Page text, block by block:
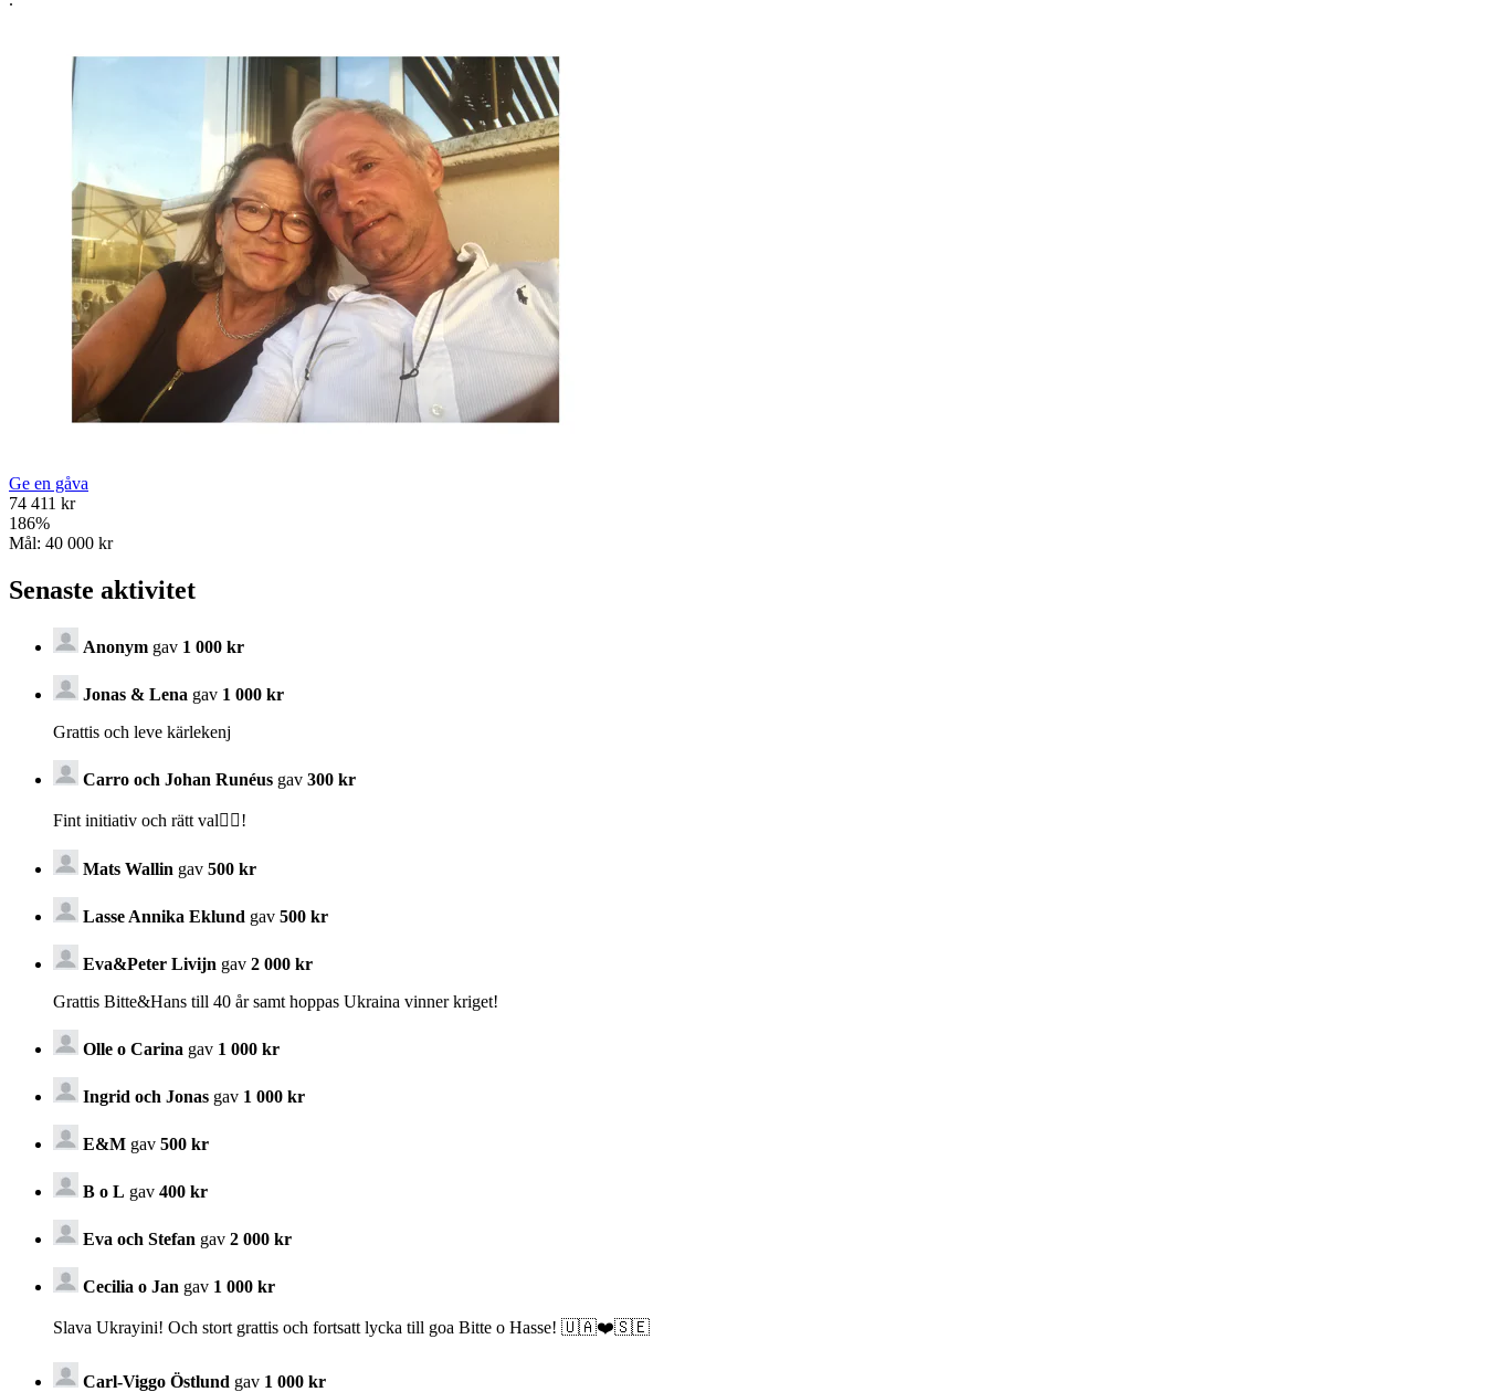
Ge en gåva
74 411 kr
186%
Mål: 40 000 kr
Senaste aktivitet
Anonym gav 1 000 kr
Jonas & Lena gav 1 000 kr
Grattis och leve kärlekenj
Carro och Johan Runéus gav 300 kr
Fint initiativ och rätt val👍🏻!
Mats Wallin gav 500 kr
Lasse Annika Eklund gav 500 kr
Eva&Peter Livijn gav 2 000 kr
Grattis Bitte&Hans till 40 år samt hoppas Ukraina vinner kriget!
Olle o Carina gav 1 000 kr
Ingrid och Jonas gav 1 000 kr
E&M gav 500 kr
B o L gav 400 kr
Eva och Stefan gav 2 000 kr
Cecilia o Jan gav 1 000 kr
Slava Ukrayini! Och stort grattis och fortsatt lycka till goa Bitte o Hasse! 🇺🇦❤️🇸🇪
Carl-Viggo Östlund gav 1 000 kr